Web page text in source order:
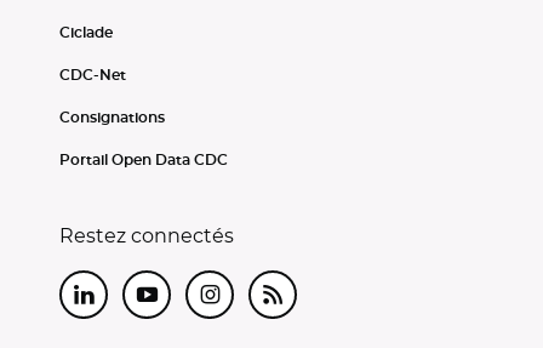
Ciclade
CDC-Net
Consignations
Portail Open Data CDC
Restez connectés
LinkedInYoutubeInstagram
RSS